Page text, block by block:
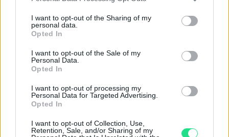
not limited to your visit or usage behaviour. You may click to
grant or deny consent to Google and its third-party tags to
use your data for below specified purposes in below Google
consent section.
I want to opt-out of the Sharing of my
personal data.
Opted In
I want to opt-out of the Sale of my
Personal Data.
Opted In
I want to opt-out of processing my
Personal Data for Targeted Advertising.
Opted In
I want to opt-out of Collection, Use,
Retention, Sale, and/or Sharing of my
videochiamata:
Cognome e Nome
*